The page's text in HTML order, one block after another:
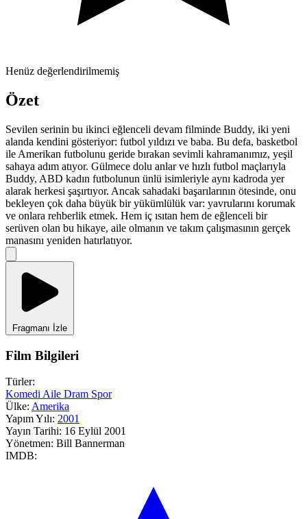
Henüz değerlendirilmemiş
Özet
Sevilen serinin bu ikinci eğlenceli devam filminde Buddy, iki yeni
alanda kendini gösteriyor: futbol yıldızı ve baba. Bu defa, basketbol
ile Amerikan futbolunu geride bırakan sevimli kahramanımız, yeşil
sahaya adım atıyor. Gülmece dolu anlar ve hızlı futbol maçlarıyla
Buddy, ABD kadın futbolunun ünlü isimleriyle aynı kadroda yer
alarak herkesi şaşırtıyor. Ancak sahadaki başarılarının ötesinde, onu
bekleyen çok daha büyük bir yükümlülük var: yavrularını korumak
ve onlara rehberlik etmek. Hem iç ısıtan hem de eğlenceli bir
serüven olan bu hikaye, aile olmanın ve takım çalışmasının gerçek
manasını yeniden hatırlatıyor.
Fragmanı İzle
Film Bilgileri
Türler:
Komedi Aile Dram Spor
Ülke: Amerika
Yapım Yılı: 2001
Yayın Tarihi: 16 Eylül 2001
Yönetmen: Bill Bannerman
IMDB: